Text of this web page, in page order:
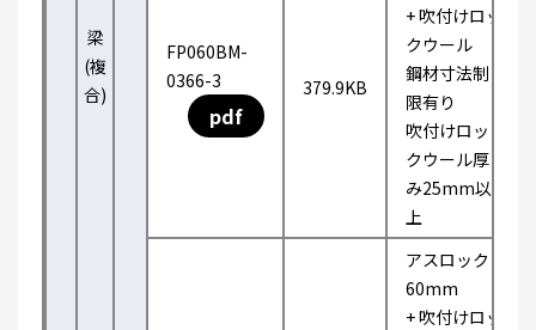
梁
(複
合)
FP060BM-
0366-3
pdf
379.9KB
+ 吹付けロッ
クウール
鋼材寸法制
限有り
吹付けロッ
クウール厚
み25mm以
上
アスロック
60mm
+ 吹付けロッ